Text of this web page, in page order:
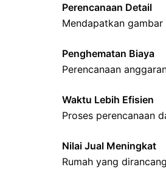
Perencanaan Detail
Mendapatkan
Penghematan Biaya
Perencanaan
Waktu Lebih Efisien
Proses perencanaan
Nilai Jual Meningkat
Rumah yang